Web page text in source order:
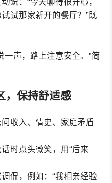
说：“今天聊得很开心，
试那家新开的餐厅？”既
一声，路上注意安全。”简
，保持舒适感
收入、情史、家庭矛盾
时点头微笑，用“后来
侃，例如：“我相亲经验